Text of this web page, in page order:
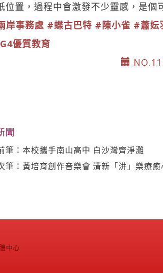
位置，過程中會激發不少靈感，是個
岸事務處 #蝶古巴特 #陳小雀 #蕭妘
優質教育
聞
筆：本校攜手南山高中 白沙灣齊淨灘
筆：黃培育創作音樂會 清新「汫」樂療癒
中心